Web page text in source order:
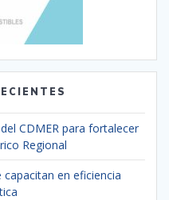
CDMER para fortalecer
Regional
en eficiencia